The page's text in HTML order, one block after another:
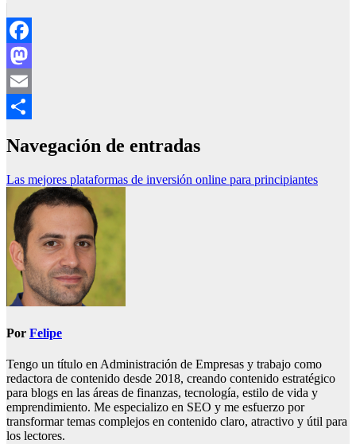
Facebook
Mastodon
Email
Navegación de entradas
Las mejores plataformas de inversión online para principiantes
Por Felipe
Tengo un título en Administración de Empresas y trabajo como
redactora de contenido desde 2018, creando contenido estratégico
para blogs en las áreas de finanzas, tecnología, estilo de vida y
emprendimiento. Me especializo en SEO y me esfuerzo por
transformar temas complejos en contenido claro, atractivo y útil para
los lectores.